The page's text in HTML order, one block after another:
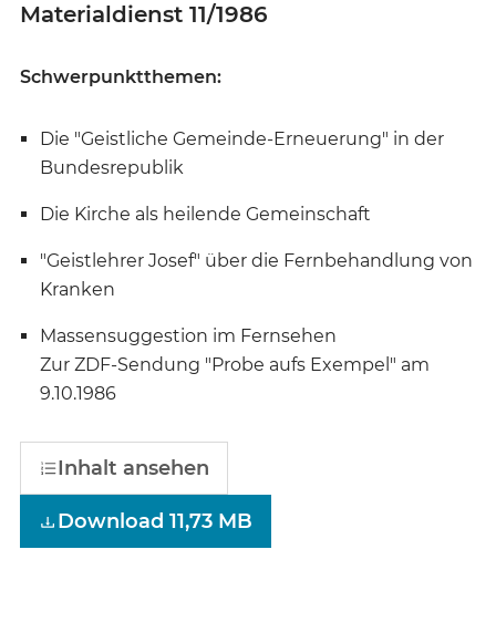
Materialdienst 11/1986
Schwerpunktthemen:
Die "Geistliche Gemeinde-Erneuerung" in der
Bundesrepublik
Die Kirche als heilende Gemeinschaft
"Geistlehrer Josef" über die Fernbehandlung von
Kranken
Massensuggestion im Fernsehen
Zur ZDF-Sendung "Probe aufs Exempel" am
9.10.1986
Inhalt ansehen
Download 11,73 MB